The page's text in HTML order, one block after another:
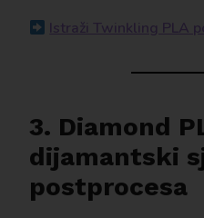
Istraži Twinkling PLA
3. Diamond
dijamantski
postprocesa